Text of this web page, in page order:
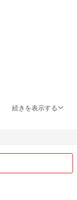
続きを表示する